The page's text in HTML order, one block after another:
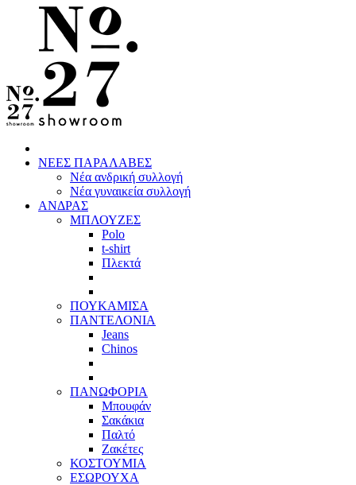
ΝΕΕΣ ΠΑΡΑΛΑΒΕΣ
Νέα ανδρική συλλογή
Νέα γυναικεία συλλογή
ΑΝΔΡΑΣ
ΜΠΛΟΥΖΕΣ
Polo
t-shirt
Πλεκτά
ΠΟΥΚΑΜΙΣΑ
ΠΑΝΤΕΛΟΝΙΑ
Jeans
Chinos
ΠΑΝΩΦΟΡΙΑ
Μπουφάν
Σακάκια
Παλτό
Ζακέτες
ΚΟΣΤΟΥΜΙΑ
ΕΣΩΡΟΥΧΑ